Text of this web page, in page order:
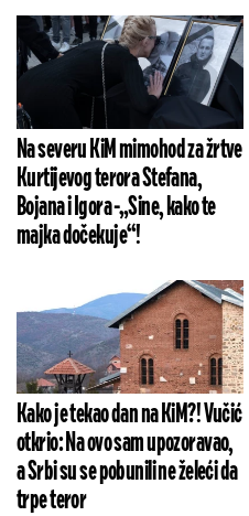
Na severu KiM mimohod za žrtve
Kurtijevog terora Stefana,
Bojana i Igora -„Sine, kako te
majka dočekuje“!
Kako je tekao dan na KiM?! Vučić
otkrio: Na ovo sam upozoravao,
a Srbi su se pobunili ne želeći da
trpe teror